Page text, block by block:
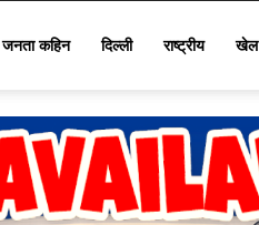
जनता कहिन दिल्ली राष्ट्रीय खेल